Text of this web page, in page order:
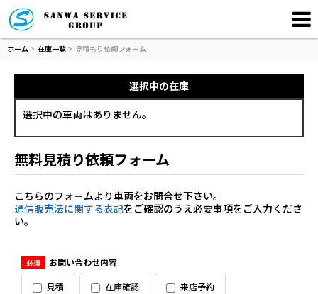
ホーム > 在庫一覧 > 見積もり依頼フォーム
選択中の在庫
選択中の車両はありません。
無料見積り依頼フォーム
こちらのフォームより車両をお問合せ下さい。
通信販売法に関する表記をご確認のうえ必要事項をご入力くださ
い。
必須 お問い合わせ内容
見積 在庫確認 来店予約